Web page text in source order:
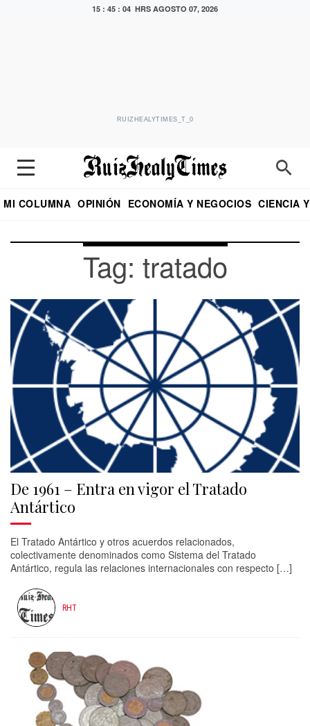
15 : 45 : 05 HRS AGOSTO 07, 2026
RUIZHEALYTIMES_T_0
MI COLUMNA OPINIÓN ECONOMÍA Y NEGOCIOS CIENCIA
Tag: tratado
De 1961 – Entra en vigor el Tratado
Antártico
El Tratado Antártico y otros acuerdos relacionados,
colectivamente denominados como Sistema del Tratado
Antártico, regula las relaciones internacionales con respecto […]
RHT